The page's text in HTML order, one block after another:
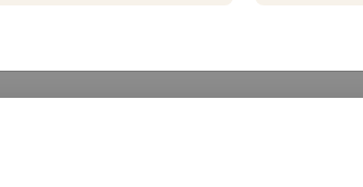
Müşteri Hizmetleri